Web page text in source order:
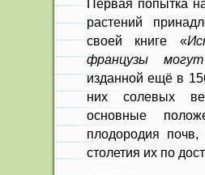
Первая попытка
растений
своей книге «
французы
изданной ещё в
них солевых
основные
плодородия
столетия их по